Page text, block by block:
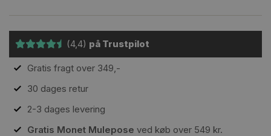
(4,4) på Trustpilot
Gratis fragt over 349,-
30 dages retur
2-3 dages levering
Gratis Monet Mulepose ved køb over 549 kr.